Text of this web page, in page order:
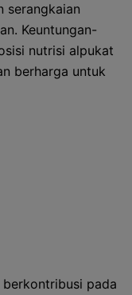
serangkaian
Keuntungan-
nutrisi alpukat
berharga untuk
pada